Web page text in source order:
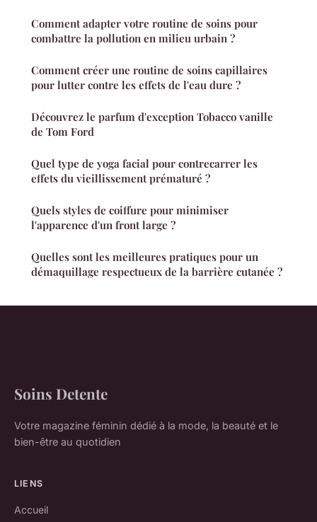
Comment adapter votre routine de soins pour
combattre la pollution en milieu urbain ?
Comment créer une routine de soins capillaires
pour lutter contre les effets de l'eau dure ?
Découvrez le parfum d'exception Tobacco vanille
de Tom Ford
Quel type de yoga facial pour contrecarrer les
effets du vieillissement prématuré ?
Quels styles de coiffure pour minimiser
l'apparence d'un front large ?
Quelles sont les meilleures pratiques pour un
démaquillage respectueux de la barrière cutanée ?
Soins Detente
Votre magazine féminin dédié à la mode, la beauté et le
bien-être au quotidien
LIENS
Accueil